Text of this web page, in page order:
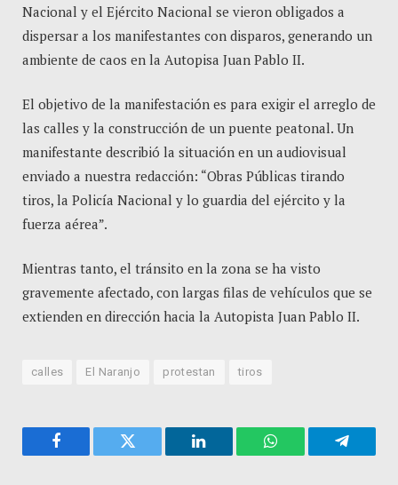
Nacional y el Ejército Nacional se vieron obligados a
dispersar a los manifestantes con disparos, generando un
ambiente de caos en la Autopisa Juan Pablo II.
El objetivo de la manifestación es para exigir el arreglo de
las calles y la construcción de un puente peatonal. Un
manifestante describió la situación en un audiovisual
enviado a nuestra redacción: “Obras Públicas tirando
tiros, la Policía Nacional y lo guardia del ejército y la
fuerza aérea”.
Mientras tanto, el tránsito en la zona se ha visto
gravemente afectado, con largas filas de vehículos que se
extienden en dirección hacia la Autopista Juan Pablo II.
calles El Naranjo protestan tiros
Facebook Twitter LinkedIn WhatsApp